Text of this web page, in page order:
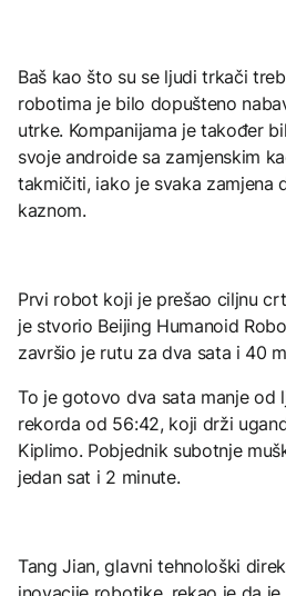
Baš kao što su se ljudi trkači
robotima je bilo dopušteno
utrke. Kompanijama je također
svoje androide sa zamjenskim
takmičiti, iako je svaka zamjena
kaznom.
Prvi robot koji je prešao ciljnu
je stvorio Beijing Humanoid
završio je rutu za dva sata i 40
To je gotovo dva sata manje od
rekorda od 56:42, koji drži
Kiplimo. Pobjednik subotnje
jedan sat i 2 minute.
Tang Jian, glavni tehnološki